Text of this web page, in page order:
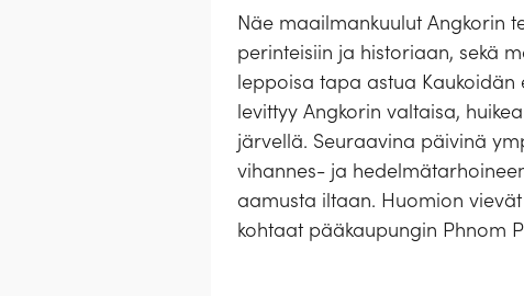
Näe maailmankuulut Angkorin
perinteisiin ja historiaan, sekä
leppoisa tapa astua Kaukoidän
levittyy Angkorin valtaisa,
järvellä. Seuraavina päivinä
vihannes- ja
aamusta iltaan. Huomion
kohtaat pääkaupungin Phnom